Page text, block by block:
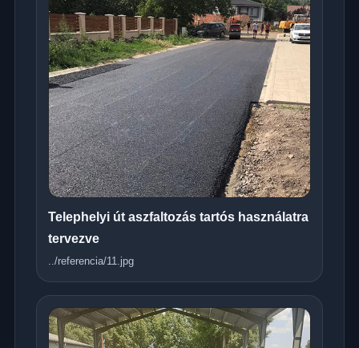
Telephelyi út aszfaltozás tartós használatra
tervezve
../referencia/11.jpg